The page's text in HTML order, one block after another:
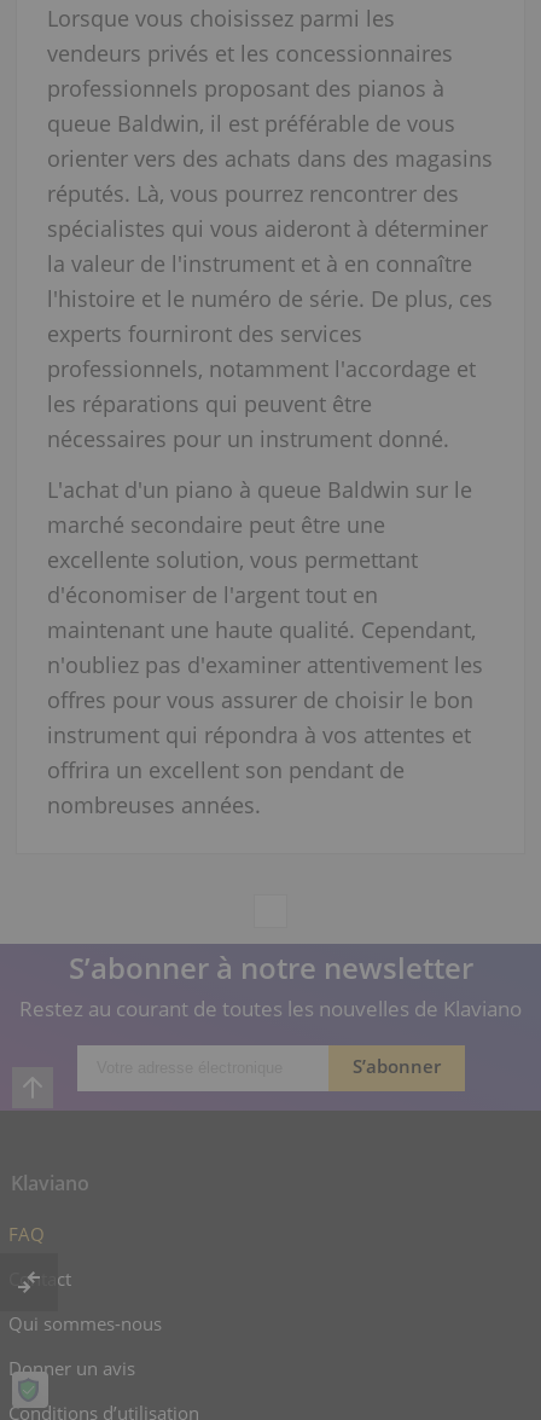
Lorsque vous choisissez parmi les
vendeurs privés et les concessionnaires
professionnels proposant des pianos à
queue Baldwin, il est préférable de vous
orienter vers des achats dans des magasins
réputés. Là, vous pourrez rencontrer des
spécialistes qui vous aideront à déterminer
la valeur de l'instrument et à en connaître
l'histoire et le numéro de série. De plus, ces
experts fourniront des services
professionnels, notamment l'accordage et
les réparations qui peuvent être
nécessaires pour un instrument donné.
L'achat d'un piano à queue Baldwin sur le
marché secondaire peut être une
excellente solution, vous permettant
d'économiser de l'argent tout en
maintenant une haute qualité. Cependant,
n'oubliez pas d'examiner attentivement les
offres pour vous assurer de choisir le bon
instrument qui répondra à vos attentes et
offrira un excellent son pendant de
nombreuses années.
S’abonner à notre newsletter
Restez au courant de toutes les nouvelles de Klaviano
Klaviano
FAQ
Contact
Qui sommes-nous
Donner un avis
Conditions d’utilisation